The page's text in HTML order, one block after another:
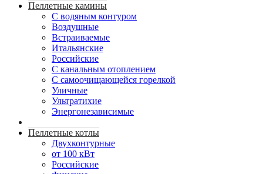
Пеллетные камины
C водяным контуром
Воздушные
Встраиваемые
Итальянские
Российские
С канальным отоплением
С самоочищающейся горелкой
Уличные
Ультратихие
Энергонезависимые
Пеллетные котлы
Двухконтурные
от 100 кВт
Российские